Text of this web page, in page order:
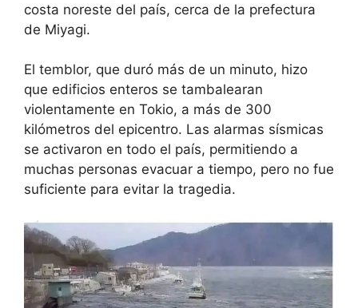
costa noreste del país, cerca de la prefectura
de Miyagi.
El temblor, que duró más de un minuto, hizo
que edificios enteros se tambalearan
violentamente en Tokio, a más de 300
kilómetros del epicentro. Las alarmas sísmicas
se activaron en todo el país, permitiendo a
muchas personas evacuar a tiempo, pero no fue
suficiente para evitar la tragedia.